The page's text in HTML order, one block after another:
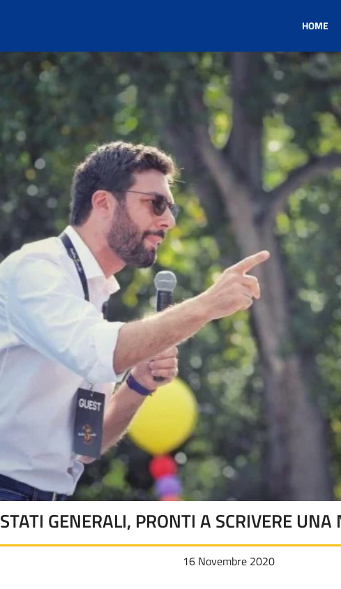
HOME
STATI GENERALI, PRONTI A SCRIVERE
16 Novembre 2020